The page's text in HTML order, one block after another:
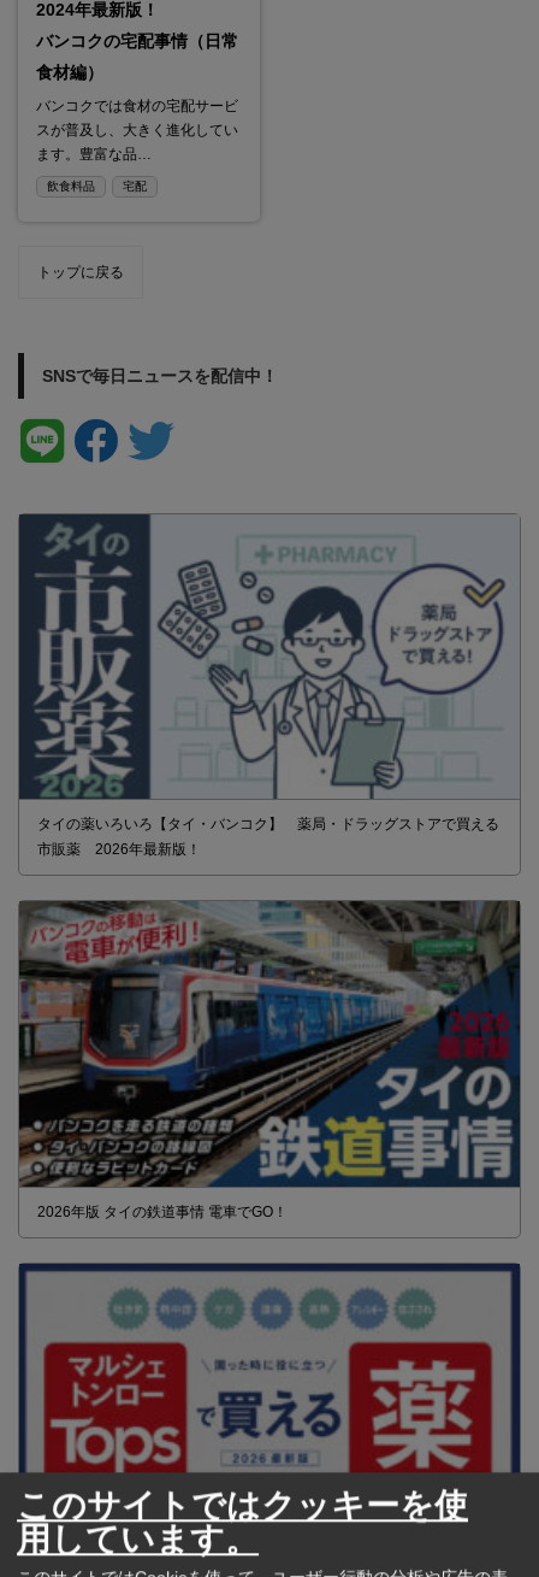
2024年最新版！
バンコクの宅配事情（日常
食材編）
バンコクでは食材の宅配サービ
スが普及し、大きく進化してい
ます。豊富な品…
飲食料品 宅配
トップに戻る
SNSで毎日ニュースを配信中！
タイの薬いろいろ【タイ・バンコク】 薬局・ドラッグストアで買える
市販薬 2026年最新版！
2026年版 タイの鉄道事情 電車でGO！
【タイ・バンコク】 マルシェトンロー内の「TOPS」で買える薬
このサイトではクッキーを使
用しています。